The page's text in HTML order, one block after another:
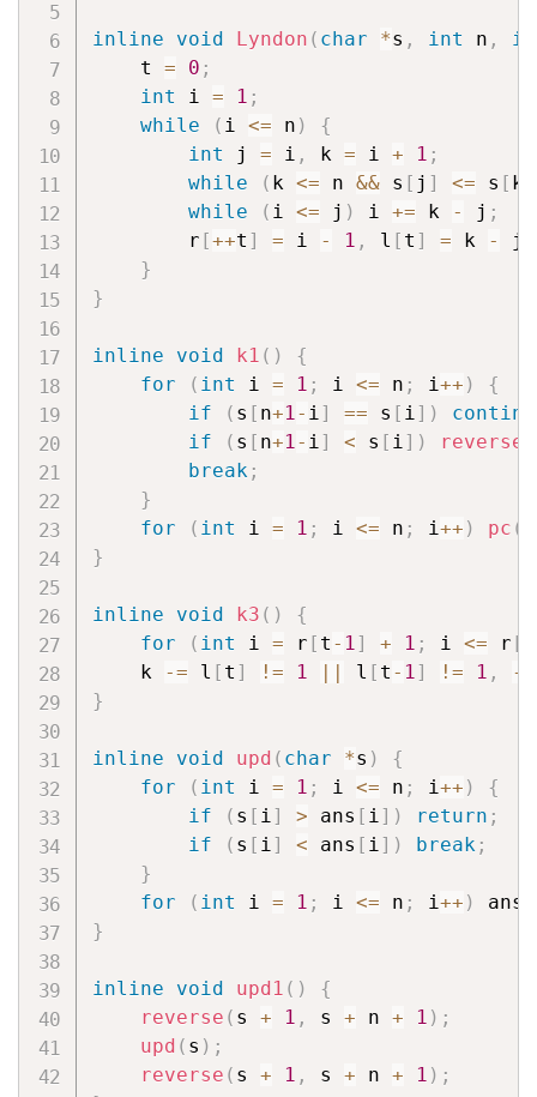
inline void Lyndon ( char *s , int n ,
    t
= 0 ;
int i = 1 ;
while
( i <= n )
{
int j = i , k = i + 1 ;
while
( k <= n && s [ j ] <= s [ k
while
( i <= j ) i += k - j ;
        r
[++t ] = i - 1 , l [ t ] = k - j
}
}
inline void k1 ( )
{
for
( int i = 1 ; i <= n ; i++ )
{
if
( s [ n+1- i] == s [ i] )
if
( s [ n+1- i] < s [ i] ) reverse
break;
}
for
( int i = 1 ; i <= n ; i++ ) pc (
}
inline void k3 ( )
{
for
( int i = r [ t - 1] + 1 ; i <= r
    k
-= l [ t ] != 1 l [ t - 1] != 1 , --
}
inline void upd ( char *s )
{
for
( int i = 1 ; i <= n ; i++ )
{
if
( s [ i] > ans [ i] ) return ;
if
( s [ i] < ans [ i] ) break;
}
for
( int i = 1 ; i <= n ; i++ ) ans
}
inline void upd1 ( )
{
reverse ( s + 1 , s + n + 1 ) ;
upd ( s ) ;
reverse ( s + 1 , s + n + 1 ) ;